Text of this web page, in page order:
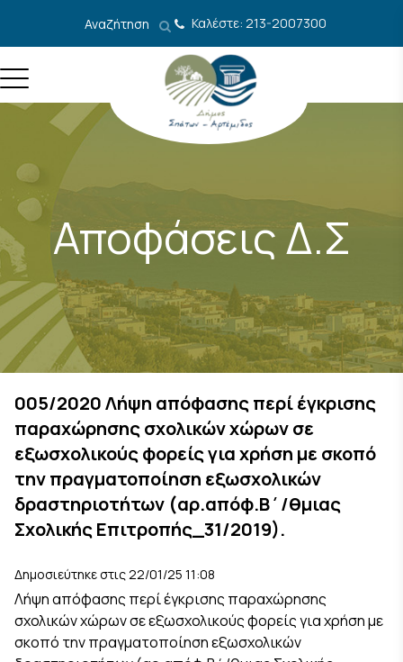
Αναζήτηση Καλέστε: 213-2007300
Αποφάσεις Δ.Σ
005/2020 Λήψη απόφασης περί έγκρισης
παραχώρησης σχολικών χώρων σε
εξωσχολικούς φορείς για χρήση με σκοπό
την πραγματοποίηση εξωσχολικών
δραστηριοτήτων (αρ.απόφ.Β΄/θμιας
Σχολικής Επιτροπής_31/2019).
Δημοσιεύτηκε στις 22/01/25 11:08
Λήψη απόφασης περί έγκρισης παραχώρησης
σχολικών χώρων σε εξωσχολικούς φορείς για χρήση με
σκοπό την πραγματοποίηση εξωσχολικών